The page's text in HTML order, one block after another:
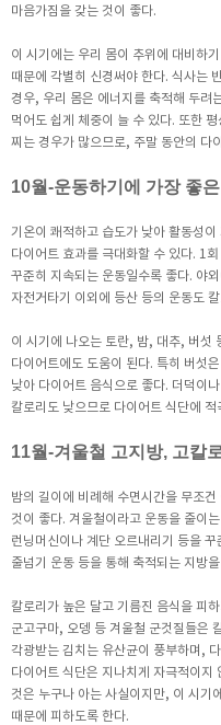
마음가짐을 갖는 것이 좋다.
이 시기에는 우리 몸이 추위에 대비하
때문에 각별히 신경써야 한다. 식사는
경우, 우리 몸은 에너지를 축적해 두려
먹어도 쉽게 체중이 늘 수 있다. 또한
찌는 경우가 많으므로, 주말 동안의 다
10월-운동하기에 가장 좋
기온이 쾌적하고 습도가 낮아 활동성
다이어트 효과를 극대화할 수 있다. 1
꾸준히 지속되는 운동일수록 좋다. 야
자전거타기 이외에 등산 등의 운동도
이 시기에 나오는 토란, 밤, 대추, 버섯
다이어트에도 도움이 된다. 특히 버섯
낮아 다이어트 음식으로 좋다. 더덕이
칼로리도 낮으므로 다이어트 식단에
11월-겨울철 고지방, 고칼
밤의 길이에 비례해 수면시간을 무조
것이 좋다. 겨울철이라고 운동을 줄이
런닝머신이나 계단 오르내리기 등을
줄넘기 운동 등을 통해 축적되는 지방
칼로리가 높은 달고 기름진 음식을 피
군고구마, 오뎅 등 겨울철 군것질들은
각광받는 김치는 유산균이 풍부하며,
다이어트 식단은 지나치게 자극적이
것은 누구나 아는 사실이지만, 이 시기
때문에 피하도록 한다.